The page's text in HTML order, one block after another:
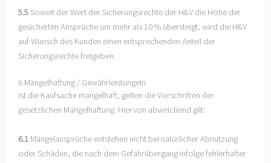
5.5 Soweit der Wert der Sicherungsrechte der H&V die Höhe der
gesicherten Ansprüche um mehr als 10 % übersteigt, wird die H&V
auf Wunsch des Kunden einen entsprechenden Anteil der
Sicherungsrechte freigeben.
6 Mängelhaftung / Gewährleistungein
Ist die Kaufsache mangelhaft, gelten die Vorschriften der
gesetzlichen Mängelhaftung. Hiervon abweichend gilt:
6.1 Mängelansprüche entstehen nicht bei natürlicher Abnutzung
oder Schäden, die nach dem Gefahrübergang infolge fehlerhafter